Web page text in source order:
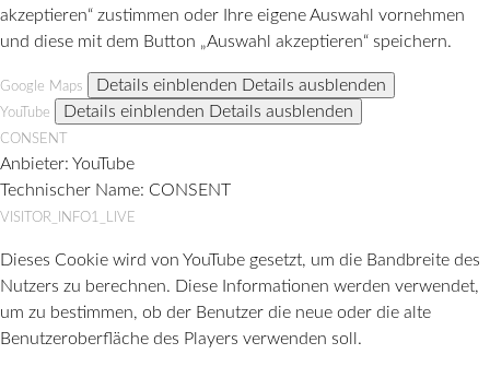
akzeptieren“ zustimmen oder Ihre eigene Auswahl vornehmen
und diese mit dem Button „Auswahl akzeptieren“ speichern.
Google Maps Details einblenden Details ausblenden
YouTube Details einblenden Details ausblenden
CONSENT
Anbieter: YouTube
Technischer Name: CONSENT
VISITOR_INFO1_LIVE
Dieses Cookie wird von YouTube gesetzt, um die Bandbreite des
Nutzers zu berechnen. Diese Informationen werden verwendet,
um zu bestimmen, ob der Benutzer die neue oder die alte
Benutzeroberfläche des Players verwenden soll.